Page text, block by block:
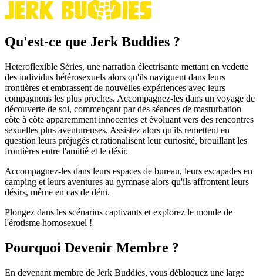
Qu'est-ce que Jerk Buddies ?
Heteroflexible Séries, une narration électrisante mettant en vedette
des individus hétérosexuels alors qu'ils naviguent dans leurs
frontières et embrassent de nouvelles expériences avec leurs
compagnons les plus proches. Accompagnez-les dans un voyage de
découverte de soi, commençant par des séances de masturbation
côte à côte apparemment innocentes et évoluant vers des rencontres
sexuelles plus aventureuses. Assistez alors qu'ils remettent en
question leurs préjugés et rationalisent leur curiosité, brouillant les
frontières entre l'amitié et le désir.
Accompagnez-les dans leurs espaces de bureau, leurs escapades en
camping et leurs aventures au gymnase alors qu'ils affrontent leurs
désirs, même en cas de déni.
Plongez dans les scénarios captivants et explorez le monde de
l'érotisme homosexuel !
Pourquoi Devenir Membre ?
En devenant membre de Jerk Buddies, vous débloquez une large